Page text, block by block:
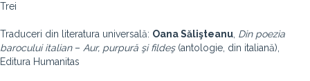
Trei
Traduceri din literatura universală: Oana Sălişteanu Din poezia
barocului italian– Aur, purpură şi fildeş(antologie, din italiană),
Editura Humanitas